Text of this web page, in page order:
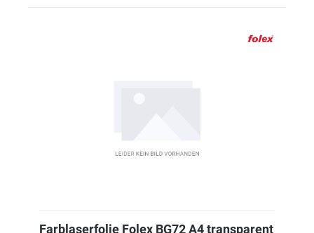
Farblaserfolie Folex BG72 A4 transparent